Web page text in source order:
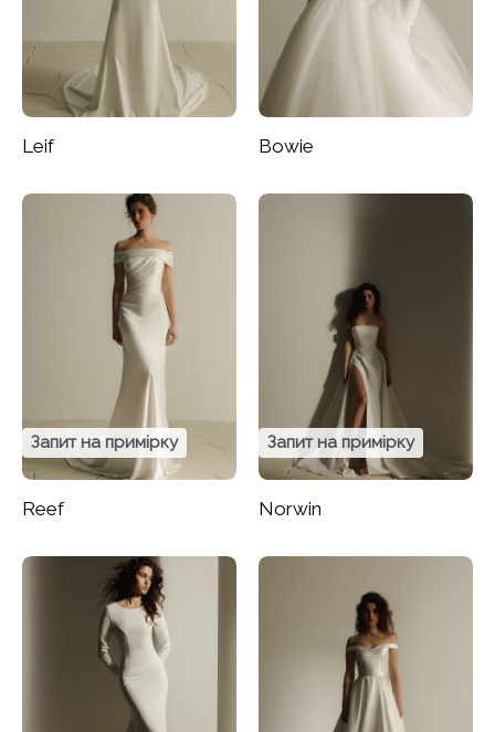
Leif Bowie
Запит на примірку
Reef
Запит на примірку
Norwin